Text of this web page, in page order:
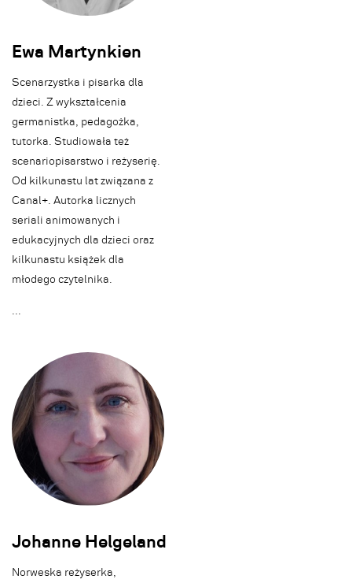
Ewa Martynkien
Scenarzystka i pisarka dla
dzieci. Z wykształcenia
germanistka, pedagożka,
tutorka. Studiowała też
scenariopisarstwo i reżyserię.
Od kilkunastu lat związana z
Canal+. Autorka licznych
seriali animowanych i
edukacyjnych dla dzieci oraz
kilkunastu książek dla
młodego czytelnika.
...
Johanne Helgeland
Norweska reżyserka,